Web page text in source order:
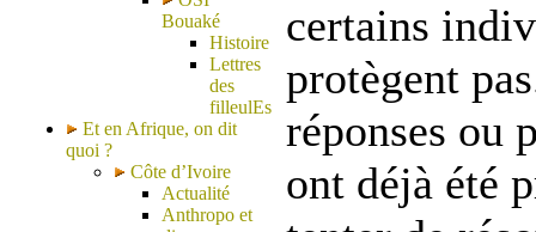
Bouaké
Histoire
Lettres
des
filleulEs
Et en Afrique, on dit
quoi ?
Côte d’Ivoire
Actualité
Anthropo et
certains
protègent
réponses ou
ont déjà été